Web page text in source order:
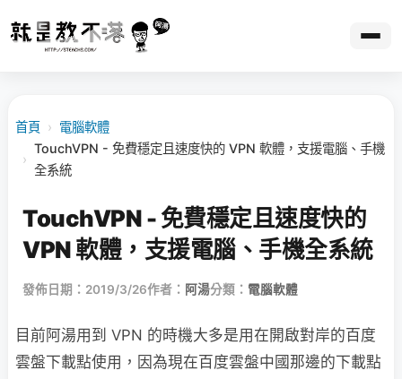
首頁 › 電腦軟體
›
TouchVPN - 免費穩定且速度快的 VPN 軟體，支援電腦、手機
全系統
TouchVPN - 免費穩定且速度快的
VPN 軟體，支援電腦、手機全系統
發佈日期：2019/3/26作者： 阿湯分類： 電腦軟體
目前阿湯用到 VPN 的時機大多是用在開啟對岸的百度
雲盤下載點使用，因為現在百度雲盤中國那邊的下載點